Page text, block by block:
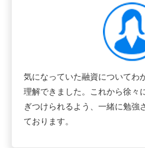
気になっていた融資についてわ
理解できました。これから徐々
ぎつけられるよう、一緒に勉強
ております。